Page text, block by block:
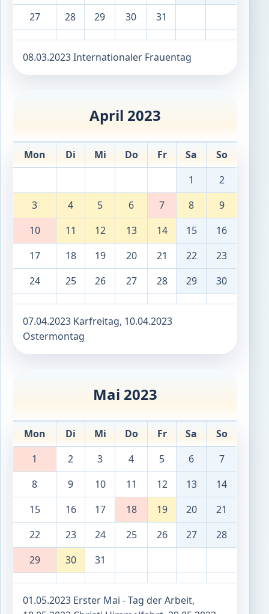
27
28 29 30 31
08.03.2023 Internationaler Frauentag
April 2023
Mon Di Mi Do Fr Sa
So
1
2
3
4 5 6 7 8
9
10
11 12 13 14 15
16
17
18 19 20 21 22
23
24
25 26 27 28 29 30
07.04.2023 Karfreitag, 10.04.2023
Ostermontag
Mai 2023
Mon Di Mi Do Fr Sa
So
1
2 3 4 5 6
7
8
9 10 11 12 13
14
15
16 17 18 19 20
21
22
23 24 25 26 27
28
29
30 31
01.05.2023 Erster Mai - Tag der Arbeit,